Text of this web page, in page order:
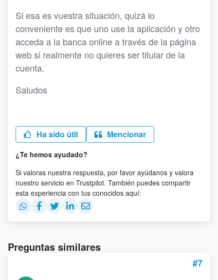
Si esa es vuestra situación, quizá lo
conveniente es que uno use la aplicación y otro
acceda a la banca online a través de la página
web si realmente no quieres ser titular de la
cuenta.
Saludos
Ha sido útil Mencionar
¿Te hemos ayudado?
Si valoras nuestra respuesta, por favor ayúdanos y valora
nuestro servicio en Trustpilot. También puedes compartir
esta experiencia con tus conocidos aquí:
Preguntas similares
#7